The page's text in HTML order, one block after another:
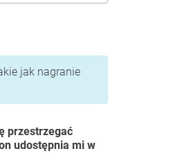
jak nagranie
przestrzegać
udostępnia mi w